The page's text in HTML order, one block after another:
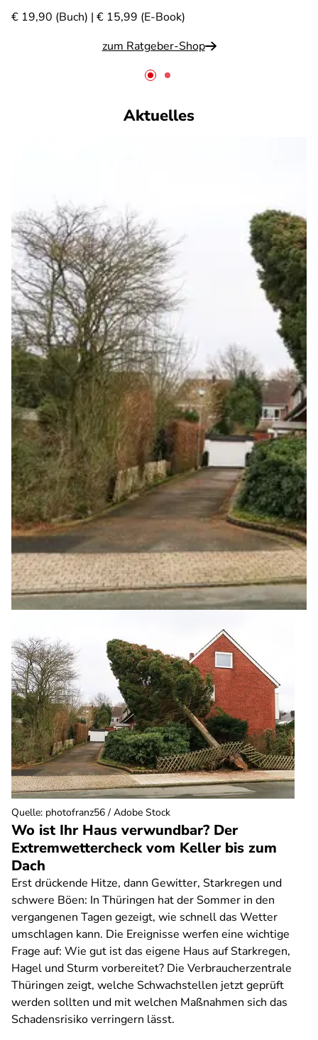
€ 19,90 (Buch) | € 15,99 (E-Book)
zum Ratgeber-Shop
Aktuelles
Wo ist Ihr Haus verwundbar? Der
Extremwettercheck vom Keller bis zum
Dach
Erst drückende Hitze, dann Gewitter, Starkregen und
schwere Böen: In Thüringen hat der Sommer in den
vergangenen Tagen gezeigt, wie schnell das Wetter
umschlagen kann. Die Ereignisse werfen eine wichtige
Frage auf: Wie gut ist das eigene Haus auf Starkregen,
Hagel und Sturm vorbereitet? Die Verbraucherzentrale
Thüringen zeigt, welche Schwachstellen jetzt geprüft
werden sollten und mit welchen Maßnahmen sich das
Schadensrisiko verringern lässt.
Quelle: photofranz56 / Adobe Stock